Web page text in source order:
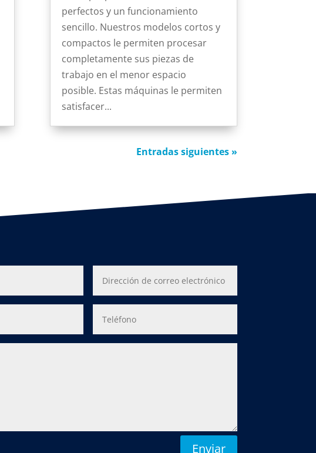
perfectos y un funcionamiento
sencillo. Nuestros modelos cortos y
compactos le permiten procesar
completamente sus piezas de
trabajo en el menor espacio
posible. Estas máquinas le permiten
satisfacer...
Entradas siguientes »
Enviar